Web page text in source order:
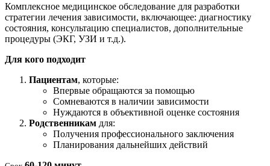
Комплексное медицинское обследование для разработки
стратегии лечения зависимости, включающее: диагностику
состояния, консультацию специалистов, дополнительные
процедуры (ЭКГ, УЗИ и т.д.).
Для кого подходит
Пациентам, которые:
Впервые обращаются за помощью
Сомневаются в наличии зависимости
Нуждаются в объективной оценке состояния
Родственникам для:
Получения профессионального заключения
Планирования дальнейших действий